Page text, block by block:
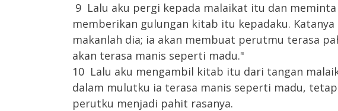
9 Lalu aku pergi kepada malaikat itu dan meminta
memberikan gulungan kitab itu kepadaku.
makanlah dia; ia akan membuat perutmu terasa
akan terasa manis seperti madu."
10 Lalu aku mengambil kitab itu dari tangan
dalam mulutku ia terasa manis seperti madu,
perutku menjadi pahit rasanya.